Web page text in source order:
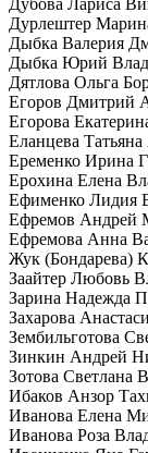
Дубова Лариса
Дурлештер
Дыбка Валерия
Дыбка Юрий
Дятлова Ольга
Егоров Дмитрий
Егорова
Еланцева
Еременко Ирина
Ерохина Елена
Ефименко Лидия
Ефремов Андрей
Ефремова Анна
Жук (Бондарева)
Заайтер Любовь
Зарина Надежда
Захарова
Зембильготова
Зинкин Андрей
Зотова Светлана
Ибаков Анзор
Иванова Елена
Иванова Роза